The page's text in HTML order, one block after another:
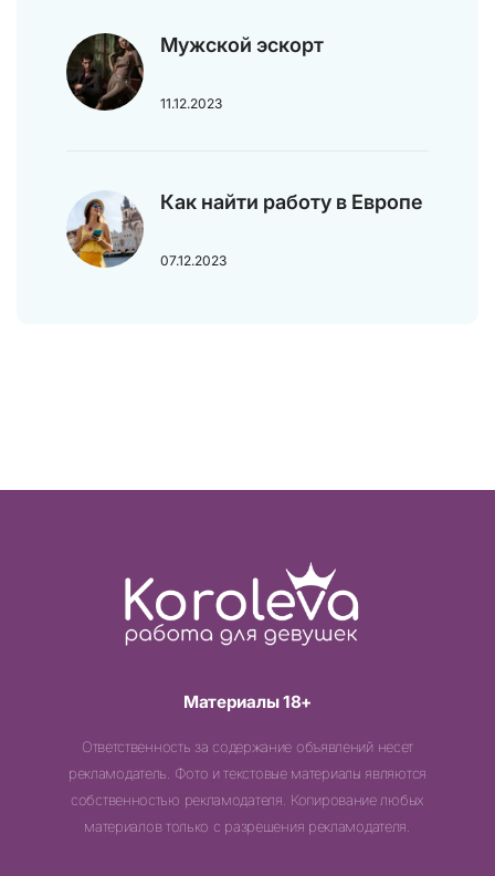
Мужской эскорт
11.12.2023
Как найти работу в Европе
07.12.2023
Материалы 18+
Ответственность за содержание объявлений несет
рекламодатель. Фото и текстовые материалы являются
собственностью рекламодателя. Копирование любых
материалов только с разрешения рекламодателя.